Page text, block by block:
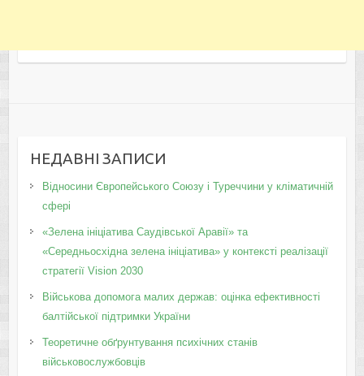
НЕДАВНІ ЗАПИСИ
Відносини Європейського Союзу і Туреччини у кліматичній
сфері
«Зелена ініціатива Саудівської Аравії» та
«Середньосхідна зелена ініціатива» у контексті реалізації
стратегії Vision 2030
Військова допомога малих держав: оцінка ефективності
балтійської підтримки України
Теоретичне обґрунтування психічних станів
військовослужбовців